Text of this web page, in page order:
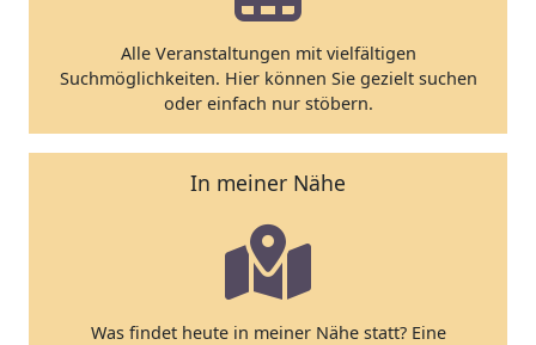
Alle Veranstaltungen mit vielfältigen
Suchmöglichkeiten. Hier können Sie gezielt suchen
oder einfach nur stöbern.
In meiner Nähe
Was findet heute in meiner Nähe statt? Eine